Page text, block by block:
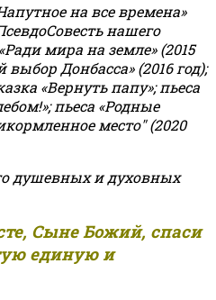
на все времена»
нашего
мира на земле» (2015
Донбасса» (2016 год);
«Вернуть папу»; пьеса
;пьеса «Родные
место" (2020
душевных и духовных
Сыне Божий, спаси
единую и